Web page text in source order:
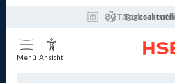
30 Tage
Menü Ansicht